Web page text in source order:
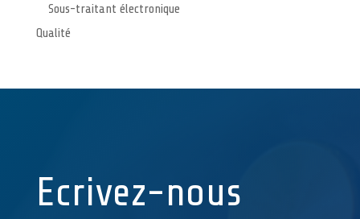
Sous-traitant électronique
Qualité
Ecrivez-nous